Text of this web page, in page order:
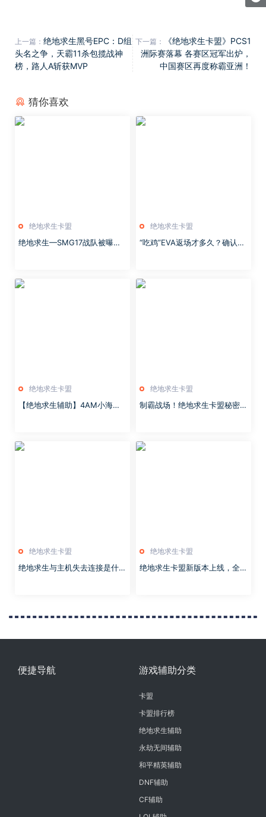
上一篇： 绝地求生黑号EPC：D组
头名之争，天霸11杀包揽战神
榜，路人A斩获MVP
下一篇：
《绝地求生卡盟》PCS1
洲际赛落幕 各赛区冠军出炉，
中国赛区再度称霸亚洲！
猜你喜欢
绝地求生卡盟
绝地求生—SMG17战队被曝准
绝地求生卡盟
“吃鸡”EVA返场才多久？确认后
绝地求生卡盟
【绝地求生辅助】4AM小海正
绝地求生卡盟
制霸战场！绝地求生卡盟秘密地
地图揭秘，隐藏卡点让你稳胜，
绝地求生卡盟平台官网2020
绝地求生卡盟
绝地求生与主机失去连接是什么
绝地求生卡盟
绝地求生卡盟新版本上线，全新
术竞技的进化之路
便捷导航 游戏辅助分类
卡盟
卡盟排行榜
绝地求生辅助
永劫无间辅助
和平精英辅助
DNF辅助
CF辅助